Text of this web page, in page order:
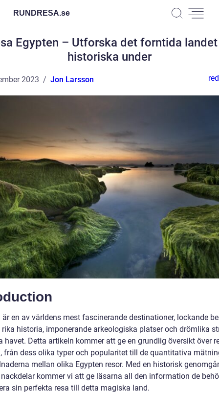
RUNDRESA.se
Egypten – Utforska det forntida
historiska under
2023 Jon Larsson
är en av världens mest fascinerande destinationer, lockande
historia, imponerande arkeologiska platser och drömlika
havet. Detta artikeln kommer att ge en grundlig översikt över
från dess olika typer och popularitet till de quantitativa
mellan olika Egypten resor. Med en historisk
kommer vi att ge läsarna all den information de
sin perfekta resa till detta magiska land.